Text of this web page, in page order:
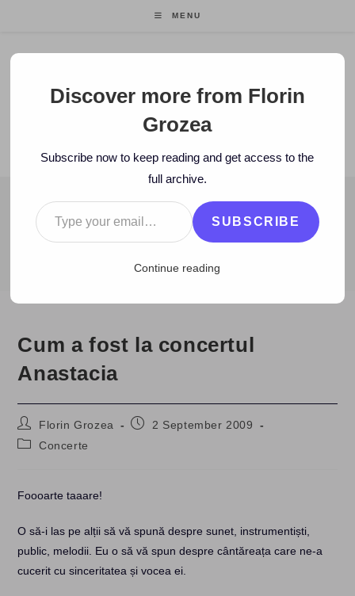
MENU
Florin Grozea
ENTREPRENEUR. FOUNDER/CEO MOCAPP.
BLOG
2009 > September > 2 > Concerte > Cum a fost la concertul
Cum a fost la concertul
Anastacia
Post
author:
Florin Grozea
Post2 September 2009
PostConcerte
Foooarte taaare!
O să-i las pe alții să vă spună despre sunet, instrumentiști,
public, melodii. Eu o să vă spun despre cântăreața care ne-a
cucerit cu sinceritatea și vocea ei.
Discover more from Florin
Grozea
Subscribe now to keep reading and get access to the
full archive.
Type your email…
SUBSCRIBE
Continue reading